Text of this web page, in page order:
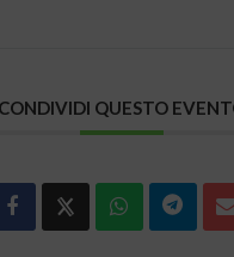
CONDIVIDI QUESTO